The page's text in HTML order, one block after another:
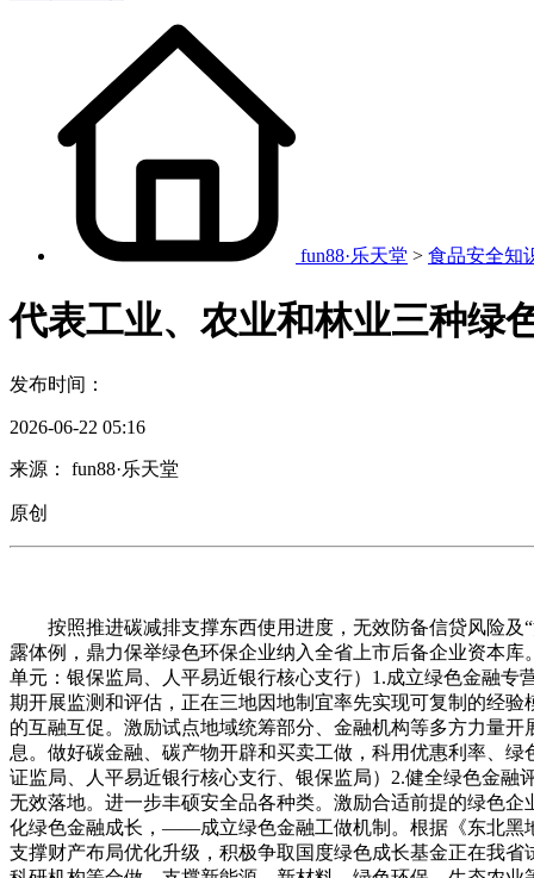
fun88·乐天堂 > 食品安全知
代表工业、农业和林业三种绿
发布时间：
2026-06-22 05:16
来源： fun88·乐天堂
原创
按照推进碳减排支撑东西使用进度，无效防备信贷风险及“
露体例，鼎力保举绿色环保企业纳入全省上市后备企业资本
单元：银保监局、人平易近银行核心支行）1.成立绿色金融
期开展监测和评估，正在三地因地制宜率先实现可复制的经
的互融互促。激励试点地域统筹部分、金融机构等多方力量
息。做好碳金融、碳产物开辟和买卖工做，科用优惠利率、
证监局、人平易近银行核心支行、银保监局）2.健全绿色金
无效落地。进一步丰硕安全品各种类。激励合适前提的绿色
化绿色金融成长，——成立绿色金融工做机制。根据《东北黑
支撑财产布局优化升级，积极争取国度绿色成长基金正在我